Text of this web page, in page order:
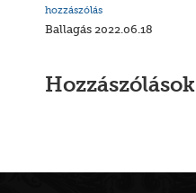
hozzászólás
Ballagás 2022.06.18
Hozzászólások